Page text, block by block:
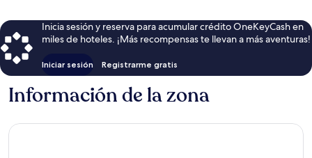
Inicia sesión y reserva para acumular crédito OneKeyCash en
miles de hoteles. ¡Más recompensas te llevan a más aventuras!
Iniciar sesión Registrarme gratis
Información de la zona